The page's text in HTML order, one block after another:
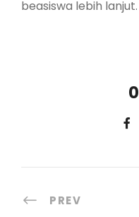
beasiswa lebih lanjut.
0
PREV